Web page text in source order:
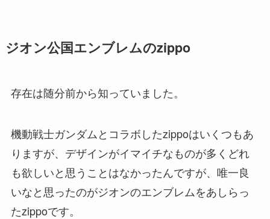
ジオン公国エンブレムのzippo
存在は随分前から知っていました。
機動戦士ガンダムとコラボしたzippoはいくつもあ
りますが、デザインがイマイチなものが多くどれ
も欲しいと思うことはなかったんですが、唯一良
いなと思ったのがジオンのエンブレムをあしらっ
たzippoです。